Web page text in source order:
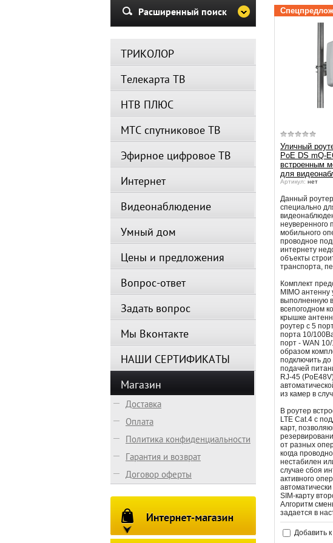
Убедительная
период не
спутниковое
Вещание
сервисов
автоматически
Уличный
PoE DS mQ-
встроенным
для
Артикул: нет
Данный
специально
неуверенного
мобильного
проводное
интернету
объекты
транспорта,
Комплект
MIMO
выполненную
всепогодном
крышке
роутер с 5
порта 10/
порт - WAN
образом
подключить
подачей
RJ-45
из камер в
В роутер
LTE Cat.4 с
карт,
от разных
когда
нестабилен
случае сбоя
активного
SIM-карту
Алгоритм
задается в
Добавить
Расширенный поиск
ТРИКОЛОР
Телекарта ТВ
НТВ ПЛЮС
МТС спутниковое ТВ
Эфирное цифровое ТВ
Интернет
Видеонаблюдение
Умный дом
Цены и предложения
Вопрос-ответ
Задать вопрос
Мы Вконтакте
НАШИ СЕРТИФИКАТЫ
Магазин
Доставка
Оплата
Политика конфиденциальности
Гарантия и возврат
Договор оферты